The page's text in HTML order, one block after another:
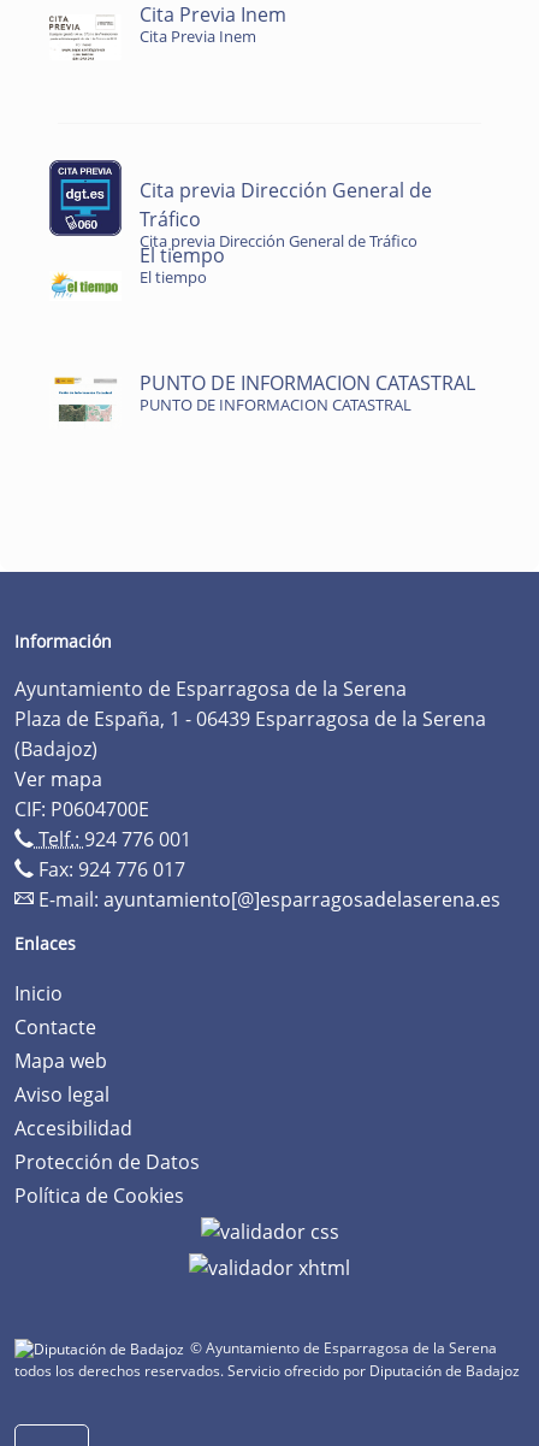
Cita Previa Inem
Cita Previa Inem
Cita previa Dirección General de
Tráfico
Cita previa Dirección General de Tráfico
El tiempo
El tiempo
PUNTO DE INFORMACION CATASTRAL
PUNTO DE INFORMACION CATASTRAL
Información
Ayuntamiento de Esparragosa de la Serena
Plaza de España, 1 - 06439 Esparragosa de la Serena
(Badajoz)
Ver mapa
CIF: P0604700E
Telf.: 924 776 001
Fax: 924 776 017
E-mail: ayuntamiento[@]esparragosadelaserena.es
Enlaces
Inicio
Contacte
Mapa web
Aviso legal
Accesibilidad
Protección de Datos
Política de Cookies
© Ayuntamiento de Esparragosa de la Serena
todos los derechos reservados.Servicio ofrecido por Diputación de Badajoz